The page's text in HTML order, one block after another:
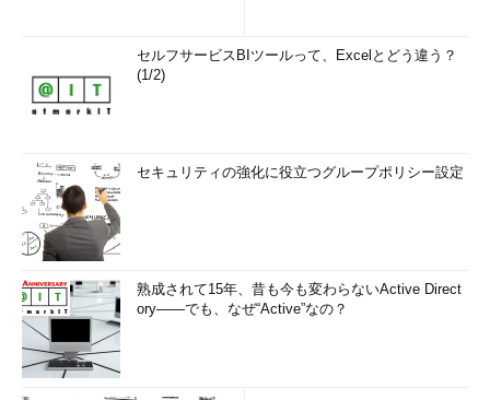
セルフサービスBIツールって、Excelとどう違う？
(1/2)
セキュリティの強化に役立つグループポリシー設定
熟成されて15年、昔も今も変わらないActive Direct
ory――でも、なぜ“Active”なの？